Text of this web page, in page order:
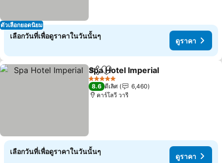
ตัวเลือกยอดนิยม
เลือกวันที่เพื่อดูราคาในวันนั้นๆ
ดูราคา
แชร์ เพิ่มในรายการโปรด
Spa Hotel Imperial
5 ดาว
8.6 ดีเลิศ
6,460
คาร์โลวี วารี
เลือกวันที่เพื่อดูราคาในวันนั้นๆ
ดูราคา